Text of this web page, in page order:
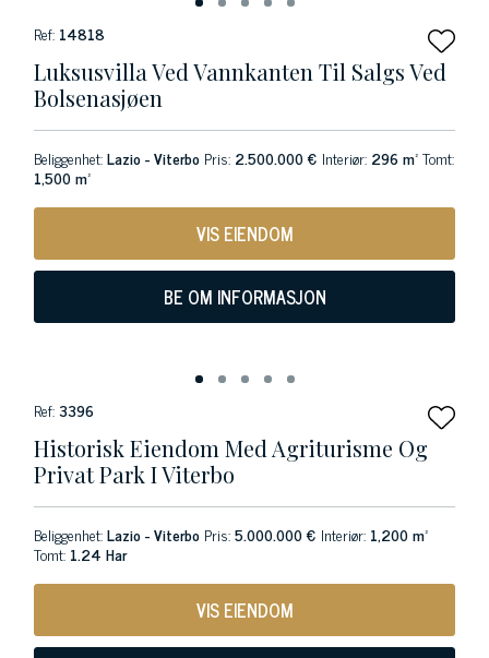
Ref: 14818
Luksusvilla Ved Vannkanten Til Salgs Ved
Bolsenasjøen
Beliggenhet:Lazio - Viterbo Pris: 2.500.000 € Interiør: 296 m²Tomt:
1,500 m²
VIS EIENDOM
BE OM INFORMASJON
Ref:3396
Historisk Eiendom Med Agriturisme Og
Privat Park I Viterbo
Beliggenhet:Lazio - Viterbo Pris:5.000.000 € Interiør: 1,200 m²
Tomt: 1.24 Har
VIS EIENDOM